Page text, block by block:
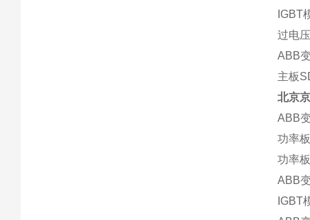
IGBT
过电
ABB
主板
北京
ABB
功率
功率
ABB
IGBT